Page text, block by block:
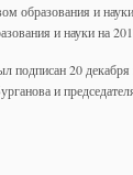
образования и
и науки на
подписан 20
и